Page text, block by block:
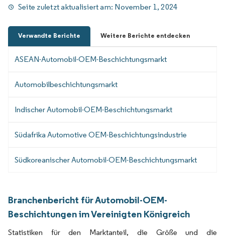
Seite zuletzt aktualisiert am: November 1, 2024
Verwandte Berichte Weitere Berichte entdecken
ASEAN-Automobil-OEM-Beschichtungsmarkt
Automobilbeschichtungsmarkt
Indischer Automobil-OEM-Beschichtungsmarkt
Südafrika Automotive OEM-Beschichtungsindustrie
Südkoreanischer Automobil-OEM-Beschichtungsmarkt
Branchenbericht für Automobil-OEM-
Beschichtungen im Vereinigten Königreich
Statistiken für den Marktanteil, die Größe und die